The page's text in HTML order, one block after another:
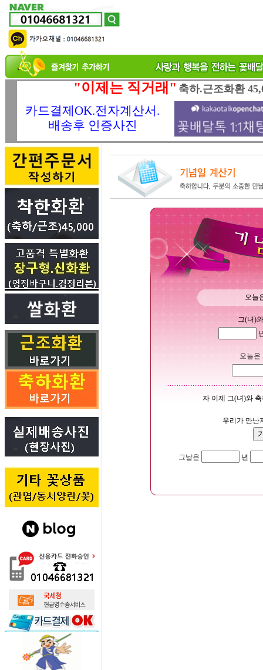
"이제는 직거래" 축하.근조화환
카드결제OK.전자계산서.
배송후 인증사진
오늘
그(녀)
오늘은
자 이제 그(녀)와
우리가 만난
그날은 년